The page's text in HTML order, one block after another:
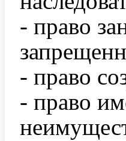
- право
- право
- право